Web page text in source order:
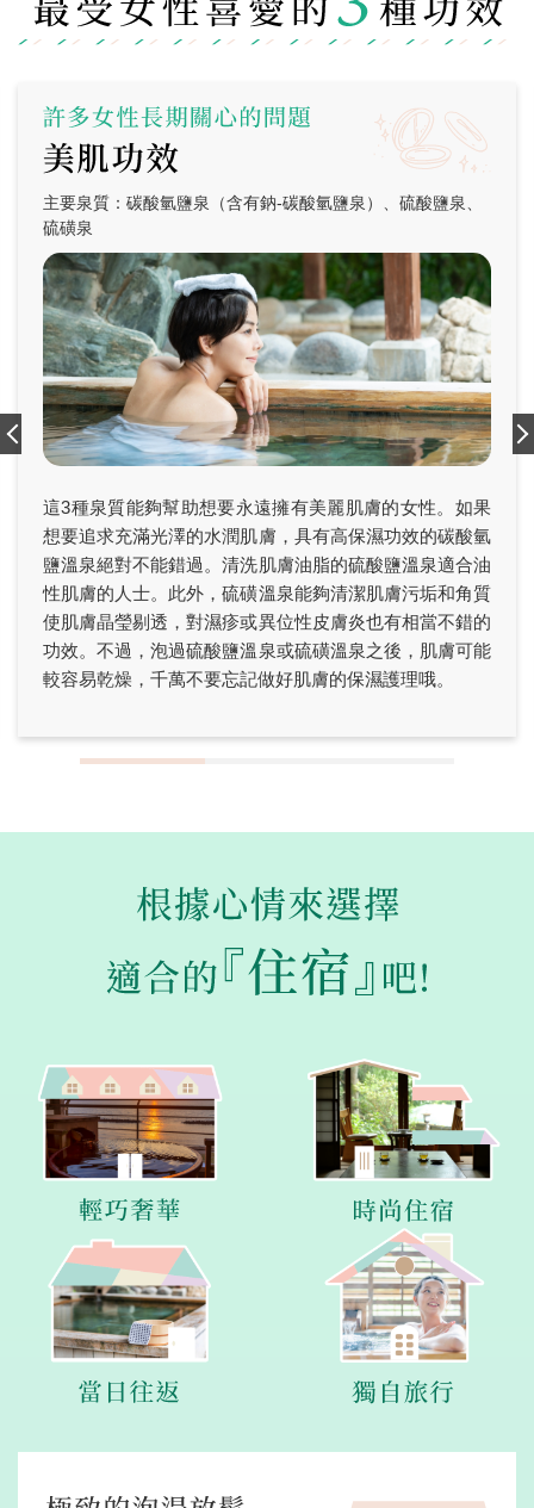
主要泉質：碳酸氫鹽泉（含有鈉-碳酸氫鹽泉）、硫酸鹽泉、
硫磺泉
這3種泉質能夠幫助想要永遠擁有美麗肌膚的女性。如果
想要追求充滿光澤的水潤肌膚，具有高保濕功效的碳酸氫
鹽溫泉絕對不能錯過。清洗肌膚油脂的硫酸鹽溫泉適合油
性肌膚的人士。此外，硫磺溫泉能夠清潔肌膚污垢和角質
使肌膚晶瑩剔透，對濕疹或異位性皮膚炎也有相當不錯的
功效。不過，泡過硫酸鹽溫泉或硫磺溫泉之後，肌膚可能
較容易乾燥，千萬不要忘記做好肌膚的保濕護理哦。